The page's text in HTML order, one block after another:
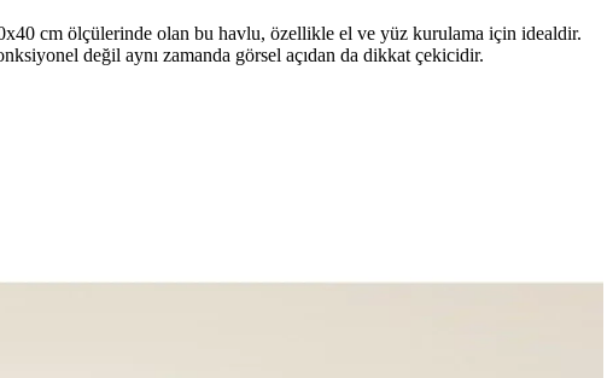
cm ölçülerinde olan bu havlu, özellikle el ve yüz kurulama için idealdir.
değil aynı zamanda görsel açıdan da dikkat çekicidir.